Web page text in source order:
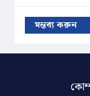
মন্তব্য করুন